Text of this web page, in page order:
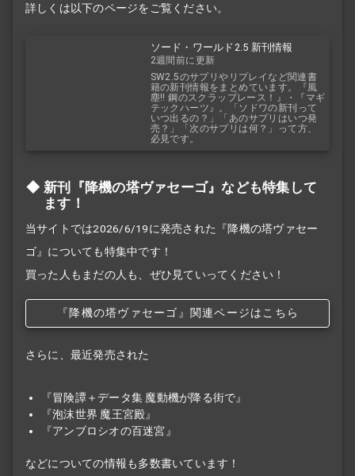
詳しくは以下のページをご覧ください。
ソード・ワールド2.5 新刊情報
2週間前に更新
SW2.5のサプリやリプレイなど関連書
籍の新刊情報をまとめています。『風
塵!! 鋼のスクラップレース！』・『マギ
テックハーツ』。「ソドワの新刊って
いつ出るの？」「あのサプリはいつ発
売？」「次のサプリは何？」って方、
必見です。
新刊『降機の塔ヴァセーゴ』なども特集して
ます！
当サイトでは2026/6/19に発売された『降機の塔ヴァセー
ゴ』についても特集中です！
買った人もまだの人も、ぜひ見ていってください！
『降機の塔ヴァセーゴ』関連ページはこちら
さらに、最近発売された
『冒険譚＋データ集 魔動機が降る街で』
『泡沫世界 魔王宮殿』
『アンブロシオの百迷宮』
などについての情報も多数書いています！